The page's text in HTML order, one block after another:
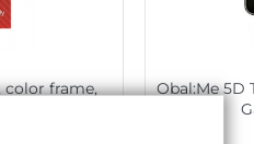
color frame,
Obal:Me 5D